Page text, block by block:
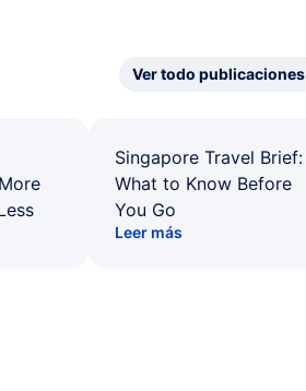
Ver todo publicaciones
Singapore Travel Brief:
What to Know Before
You Go
Leer más